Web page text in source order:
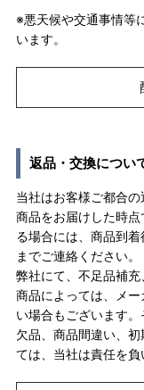
※悪天候や交通事情等
います。
返品・交換につい
当社はお客様ご都合の
商品をお届けした時
る場合には、商品到
までご連絡ください。
弊社にて、不足品補充
商品によっては、メ
い場合もございます。
欠品、商品間違い、
ては、当社は責任を負